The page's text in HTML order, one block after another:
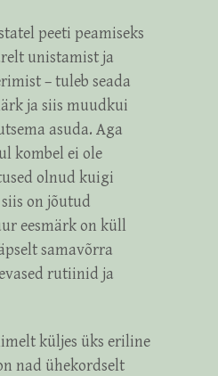
peeti peamiseks
unistamist ja
– tuleb seada
ja siis muudkui
asuda. Aga
kombel ei ole
olnud kuigi
on jõutud
eesmärk on küll
samavõrra
rutiinid ja
küljes üks eriline
nad ühekordselt